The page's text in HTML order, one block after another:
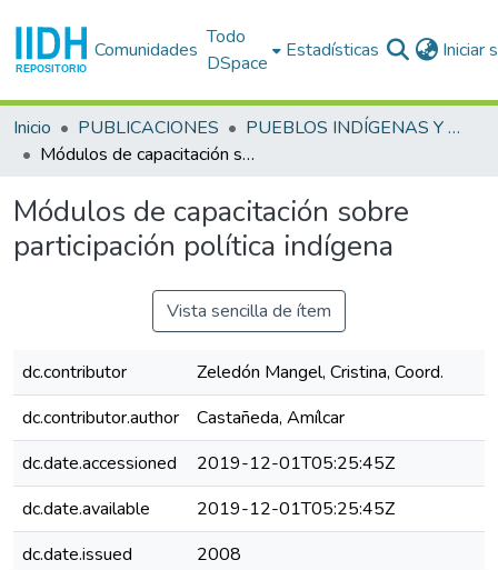
Comunidades
Todo
DSpace
Estadísticas Iniciar
Inicio PUBLICACIONES
PUEBLOS INDÍGENAS Y AFRODESCENDIENTES
Módulos de capacitación sobre participación política indígena
Módulos de capacitación sobre
participación política indígena
Vista sencilla de ítem
dc.contributor
Zeledón Mangel, Cristina, Coord.
dc.contributor.author
Castañeda, Amílcar
dc.date.accessioned
2019-12-01T05:25:45Z
dc.date.available
2019-12-01T05:25:45Z
dc.date.issued
2008